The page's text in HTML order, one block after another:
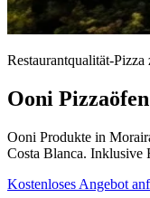
Restaurantqualität-Pizza
Ooni
Ooni Produkte in
Costa Blanca. Inklusive
Kostenloses Angebot